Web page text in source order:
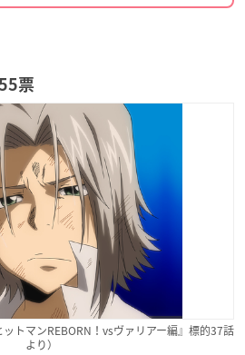
票
ットマンREBORN！vsヴァリアー編』標的37話
より）